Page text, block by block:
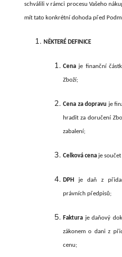
schválili v rámci procesu Vašeho
mít tato konkrétní dohoda před
NĚKTERÉ DEFINICE
Cena je finanční
Zboží;
Cena za dopravu je
hradit za doručení
zabalení;
Celková cena je
DPH je daň z
právních předpisů;
Faktura je daňový
zákonem o dani z
cenu;